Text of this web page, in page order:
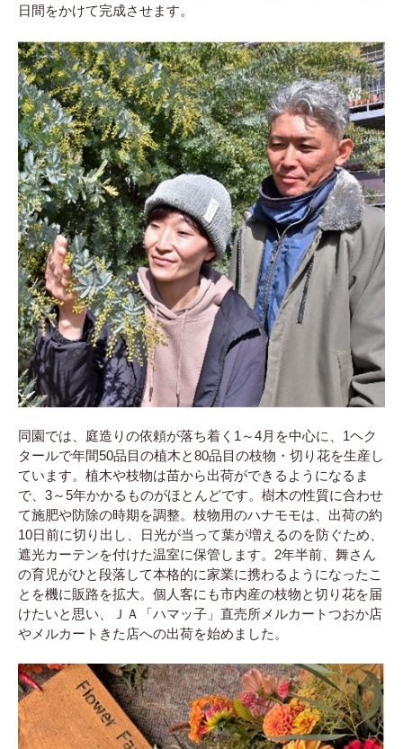
日間をかけて完成させます。
同園では、庭造りの依頼が落ち着く1～4月を中心に、1ヘク
タールで年間50品目の植木と80品目の枝物・切り花を生産し
ています。植木や枝物は苗から出荷ができるようになるま
で、3～5年かかるものがほとんどです。樹木の性質に合わせ
て施肥や防除の時期を調整。枝物用のハナモモは、出荷の約
10日前に切り出し、日光が当って葉が増えるのを防ぐため、
遮光カーテンを付けた温室に保管します。2年半前、舞さん
の育児がひと段落して本格的に家業に携わるようになったこ
とを機に販路を拡大。個人客にも市内産の枝物と切り花を届
けたいと思い、ＪＡ「ハマッ子」直売所メルカートつおか店
やメルカートきた店への出荷を始めました。